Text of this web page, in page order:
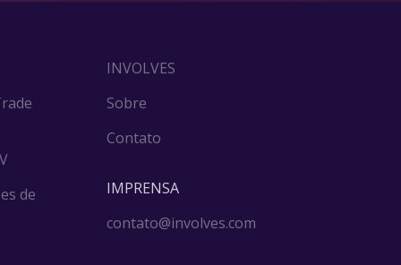
de
INVOLVES
Sobre
Contato
IMPRENSA
contato@involves.com